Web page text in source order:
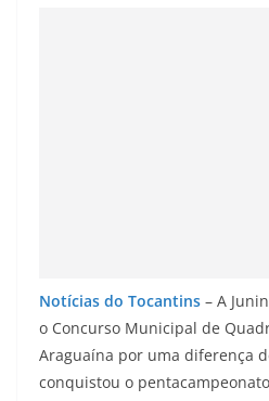
Notícias do Tocantins – A
o Concurso Municipal de
Araguaína por uma diferença
conquistou o